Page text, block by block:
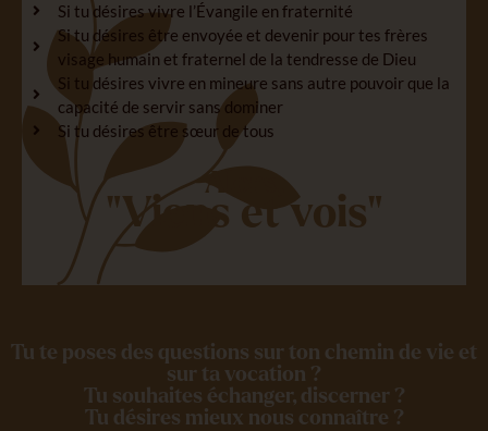
Si tu désires vivre l’Évangile en fraternité
Si tu désires être envoyée et devenir pour tes frères
visage humain et fraternel de la tendresse de Dieu
Si tu désires vivre en mineure sans autre pouvoir que la
capacité de servir sans dominer
Si tu désires être sœur de tous
Alors,
"Viens et vois"
Tu te poses des questions sur ton chemin de vie et
sur ta vocation ?
Tu souhaites échanger, discerner ?
Tu désires mieux nous connaître ?